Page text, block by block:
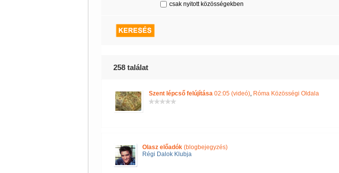
csak nyitott közösségekben
258 találat
Szent lépcső felújítása02:05 (videó), Róma Közösségi Oldala
Olasz előadók(blogbejegyzés)
Régi Dalok Klubja